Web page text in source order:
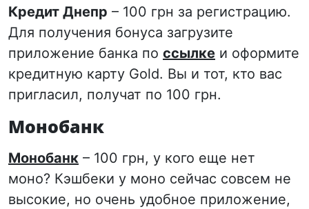
Кредит Днепр – 100 грн за регистрацию.
Для получения бонуса загрузите
приложение банка по ссылке и оформите
кредитную карту Gold. Вы и тот, кто вас
пригласил, получат по 100 грн.
Монобанк
Монобанк – 100 грн, у кого еще нет
моно? Кэшбеки у моно сейчас совсем не
высокие, но очень удобное приложение,